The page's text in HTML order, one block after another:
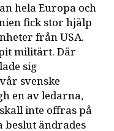
hela Europa och
fick stor hjälp
från USA.
militärt. Där
sig
svenske
en av ledarna,
inte offras på
beslut ändrades